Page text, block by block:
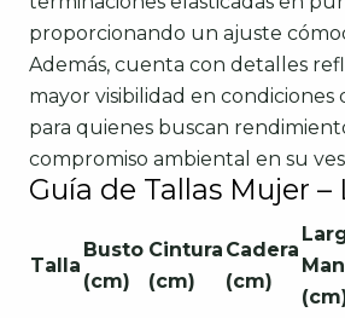
proporcionando un ajuste
Además, cuenta con detalles
mayor visibilidad en condiciones
para quienes buscan
compromiso ambiental en su
Guía de Tallas Mujer –
Talla
Busto
(cm)
Cintura
(cm)
Cadera
(cm)